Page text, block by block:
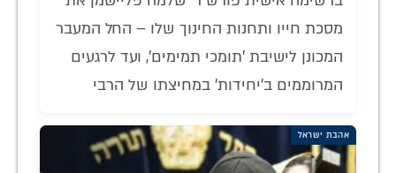
מסכת חייו ותחנות החינוך שלו – החל המעבר
המכונן לישיבת 'תומכי תמימים', ועד לרגעים
המרוממים ב'יחידות' במחיצתו של הרבי
אהבת ישראל